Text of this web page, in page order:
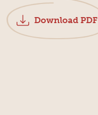
Download PDF